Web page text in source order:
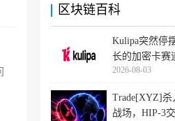
区块链百科
Kulipa突然停
长的加密卡赛
2026-08-03
Trade[XYZ]杀
战场，HIP-3